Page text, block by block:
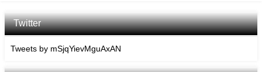
Twitter
Tweets by mSjqYievMguAxAN